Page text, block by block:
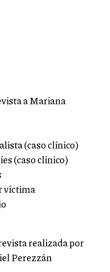
a Mariana
(caso clínico)
(caso clínico)
víctima
realizada por
Perezzán